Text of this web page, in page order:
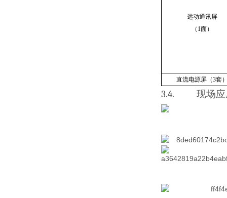
远动通讯屏
（ 1面）
直流电源屏（3套
3.4. 现场